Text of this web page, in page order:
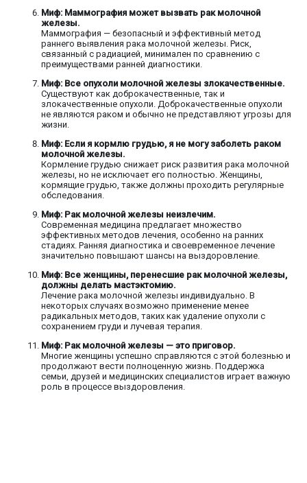
Миф: Маммография может вызвать рак молочной
железы.
Маммография — безопасный и эффективный метод
раннего выявления рака молочной железы. Риск,
связанный с радиацией, минимален по сравнению с
преимуществами ранней диагностики.
Миф: Все опухоли молочной железы злокачественные.
Существуют как доброкачественные, так и
злокачественные опухоли. Доброкачественные опухоли
не являются раком и обычно не представляют угрозы для
жизни.
Миф: Если я кормлю грудью, я не могу заболеть раком
молочной железы.
Кормление грудью снижает риск развития рака молочной
железы, но не исключает его полностью. Женщины,
кормящие грудью, также должны проходить регулярные
обследования.
Миф: Рак молочной железы неизлечим.
Современная медицина предлагает множество
эффективных методов лечения, особенно на ранних
стадиях. Ранняя диагностика и своевременное лечение
значительно повышают шансы на выздоровление.
Миф: Все женщины, перенесшие рак молочной железы,
должны делать мастэктомию.
Лечение рака молочной железы индивидуально. В
некоторых случаях возможно применение менее
радикальных методов, таких как удаление опухоли с
сохранением груди и лучевая терапия.
Миф: Рак молочной железы — это приговор.
Многие женщины успешно справляются с этой болезнью и
продолжают вести полноценную жизнь. Поддержка
семьи, друзей и медицинских специалистов играет важную
роль в процессе выздоровления.